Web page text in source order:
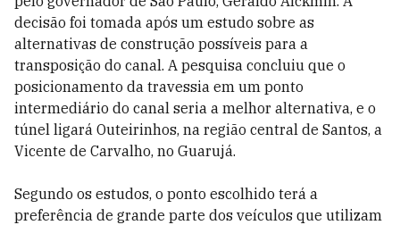
decisão foi tomada após um estudo sobre as
alternativas de construção possíveis para a
transposição do canal. A pesquisa concluiu que o
posicionamento da travessia em um ponto
intermediário do canal seria a melhor alternativa, e o
túnel ligará Outeirinhos, na região central de Santos, a
Vicente de Carvalho, no Guarujá.
Segundo os estudos, o ponto escolhido terá a
preferência de grande parte dos veículos que utilizam